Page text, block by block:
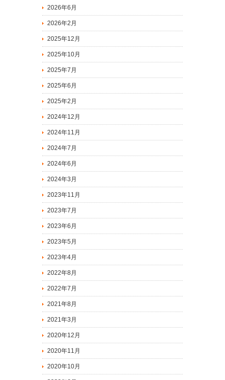
2026年6月
2026年2月
2025年12月
2025年10月
2025年7月
2025年6月
2025年2月
2024年12月
2024年11月
2024年7月
2024年6月
2024年3月
2023年11月
2023年7月
2023年6月
2023年5月
2023年4月
2022年8月
2022年7月
2021年8月
2021年3月
2020年12月
2020年11月
2020年10月